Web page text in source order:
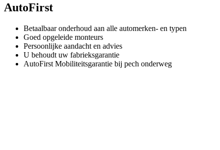
AutoFirst
Betaalbaar onderhoud aan alle automerken- en typen
Goed opgeleide monteurs
Persoonlijke aandacht en advies
U behoudt uw fabrieksgarantie
AutoFirst Mobiliteitsgarantie bij pech onderweg